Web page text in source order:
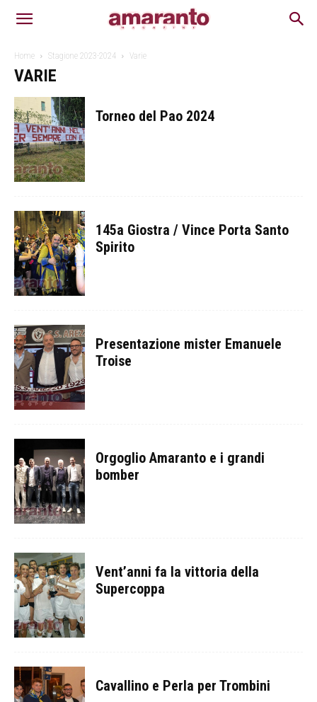
Home Stagione 2023-2024 Varie
VARIE
Torneo del Pao 2024
145a Giostra / Vince Porta Santo
Spirito
Presentazione mister Emanuele
Troise
Orgoglio Amaranto e i grandi
bomber
Vent’anni fa la vittoria della
Supercoppa
Cavallino e Perla per Trombini